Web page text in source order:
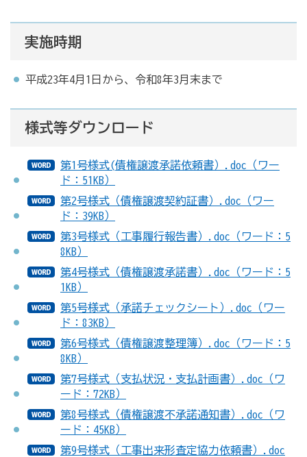
実施時期
平成23年4月1日から、令和8年3月末まで
様式等ダウンロード
第1号様式(債権譲渡承諾依頼書）.doc（ワー
ド：51KB）
第2号様式（債権譲渡契約証書）.doc（ワー
ド：39KB）
第3号様式（工事履行報告書）.doc（ワード：5
8KB）
第4号様式（債権譲渡承諾書）.doc（ワード：5
1KB）
第5号様式（承諾チェックシート）.doc（ワー
ド：83KB）
第6号様式（債権譲渡整理簿）.doc（ワード：5
8KB）
第7号様式（支払状況・支払計画書）.doc（ワ
ード：72KB）
第8号様式（債権譲渡不承諾通知書）.doc（ワ
ード：45KB）
第9号様式（工事出来形査定協力依頼書）.doc